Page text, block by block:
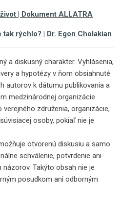
| Dokument ALLATRA
rýchlo? | Dr. Egon Cholakian
a diskusný charakter. Vyhlásenia,
a hypotézy v ňom obsiahnuté
autorov k dátumu publikovania a
medzinárodnej organizácie
verejného združenia, organizácie,
osoby, pokiaľ nie je
otvorenú diskusiu a samo
schválenie, potvrdenie ani
Takýto obsah nie je
posudkom ani odborným